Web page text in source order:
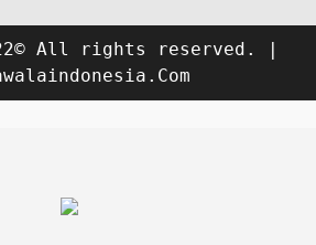
All rights reserved.
|